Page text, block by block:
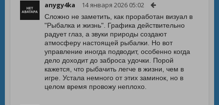
anygy4ka 14 января 2026 05:02
Сложно не заметить, как проработан визуал в
"Рыбалка и жизнь". Графика действительно
радует глаз, а звуки природы создают
атмосферу настоящей рыбалки. Но вот
управление иногда подводит, особенно когда
дело доходит до заброса удочки. Порой
кажется, что рыбачить легче в жизни, чем в
игре. Устала немного от этих заминок, но в
целом время провожу неплохо.